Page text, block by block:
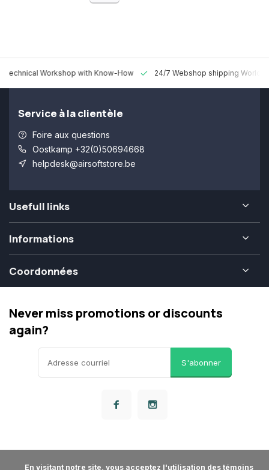
Technical Workshop with Know-How 24/7 Webshop shipping
Service à la clientèle
Foire aux questions
Oostkamp +32(0)50694668
helpdesk@airsoftstore.be
Usefull links
Informations
Coordonnées
Never miss promotions or discounts
again?
S'abonner